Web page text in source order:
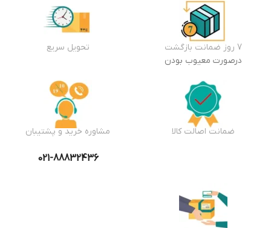
7 روز ضمانت بازگشت
درصورت معیوب بودن
تحویل سریع
ضمانت اصالت کالا مشاوره خرید و پشتیبان
021-88832436